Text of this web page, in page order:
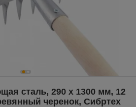
сталь, 290 х 1300 мм, 12
черенок, Сибртех